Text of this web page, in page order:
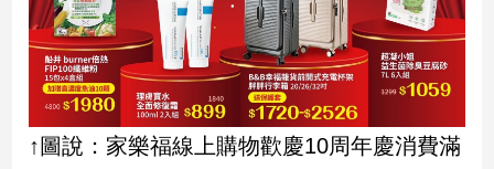
／
電
影
推
薦
科
技/
↑圖說：家樂福線上購物歡慶10周年慶消費滿